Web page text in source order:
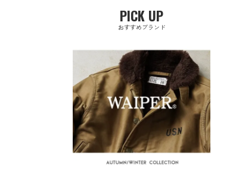
PICK UP
おすすめブランド